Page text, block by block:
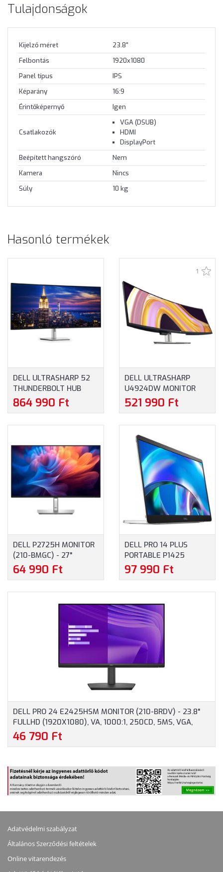
Tulajdonságok
Kijelző méret
23.8"
Felbontás
1920x1080
Panel típus
IPS
Képarány
16:9
Érintőképernyő
Igen
Csatlakozók
VGA (DSUB)
HDMI
DisplayPort
Beépített hangszóró
Nem
Kamera
Nincs
Súly
10 kg
Hasonló termékek
DELL ULTRASHARP 52
THUNDERBOLT HUB
U5226KW ÍVELT 6K
MONITOR (210-BHNX) -
DISPLAYPORT,
THUNDERBOLT 4, USB, 3
ÉV GARANCIA, EZÜST
SZÍNBEN
864 990 Ft
1
DELL ULTRASHARP
U4924DW MONITOR
(210-BGTX) - 49" DUAL
QHD (5120 X 1440), IPS,
USB-C, 3 ÉV GARANCIA,
FEKETE SZÍNBEN
521 990 Ft
DELL P2725H MONITOR
(210-BMGC) - 27"
FULLHD (1920X1080),
IPS, 1500:1, 250CD, 8MS,
GARANCIA, FEKETE
64 990 Ft
DELL PRO 14 PLUS
PORTABLE P1425
HORDOZHATÓ MONITOR
(210-BQTB) - 14.0"
1500:1, 7 MS, USB-C, 3
ÉV GARANCIA, SZÜRKE
SZÍNBEN
97 990 Ft
DELL PRO 24 E2425HSM MONITOR (210-BRDV) - 23.8"
FULLHD (1920X1080), VA, 1000:1, 250CD, 5MS, VGA,
HDMI, DISPLAYPORT, 3 ÉV GARANCIA, FEKETE SZÍNBEN
46 790 Ft
Adatvédelmi szabályzat
Általános Szerződési feltételek
Online vitarendezés